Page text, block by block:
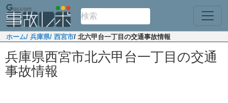
ホーム/ 兵庫県/ 西宮市/ 北六甲台一丁目の交通事故情報
兵庫県西宮市北六甲台一丁目の交通
事故情報